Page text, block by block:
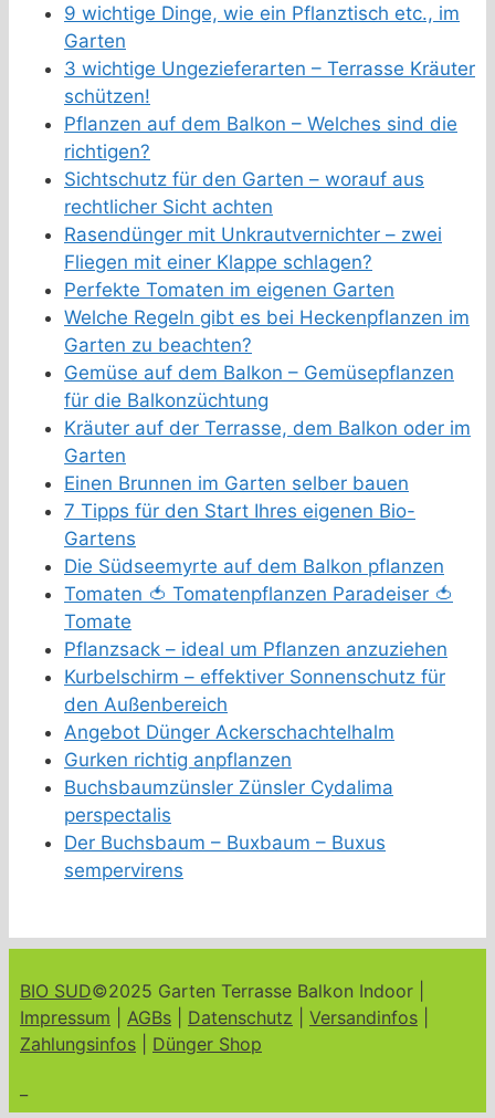
9 wichtige Dinge, wie ein Pflanztisch etc., im
Garten
3 wichtige Ungezieferarten – Terrasse Kräuter
schützen!
Pflanzen auf dem Balkon – Welches sind die
richtigen?
Sichtschutz für den Garten – worauf aus
rechtlicher Sicht achten
Rasendünger mit Unkrautvernichter – zwei
Fliegen mit einer Klappe schlagen?
Perfekte Tomaten im eigenen Garten
Welche Regeln gibt es bei Heckenpflanzen im
Garten zu beachten?
Gemüse auf dem Balkon – Gemüsepflanzen
für die Balkonzüchtung
Kräuter auf der Terrasse, dem Balkon oder im
Garten
Einen Brunnen im Garten selber bauen
7 Tipps für den Start Ihres eigenen Bio-
Gartens
Die Südseemyrte auf dem Balkon pflanzen
Tomaten 🍅 Tomatenpflanzen Paradeiser 🍅
Tomate
Pflanzsack – ideal um Pflanzen anzuziehen
Kurbelschirm – effektiver Sonnenschutz für
den Außenbereich
Angebot Dünger Ackerschachtelhalm
Gurken richtig anpflanzen
Buchsbaumzünsler Zünsler Cydalima
perspectalis
Der Buchsbaum – Buxbaum – Buxus
sempervirens
BIO SUD©2025 Garten Terrasse Balkon Indoor |
Impressum
AGBs Datenschutz Versandinfos
Zahlungsinfos
Dünger Shop